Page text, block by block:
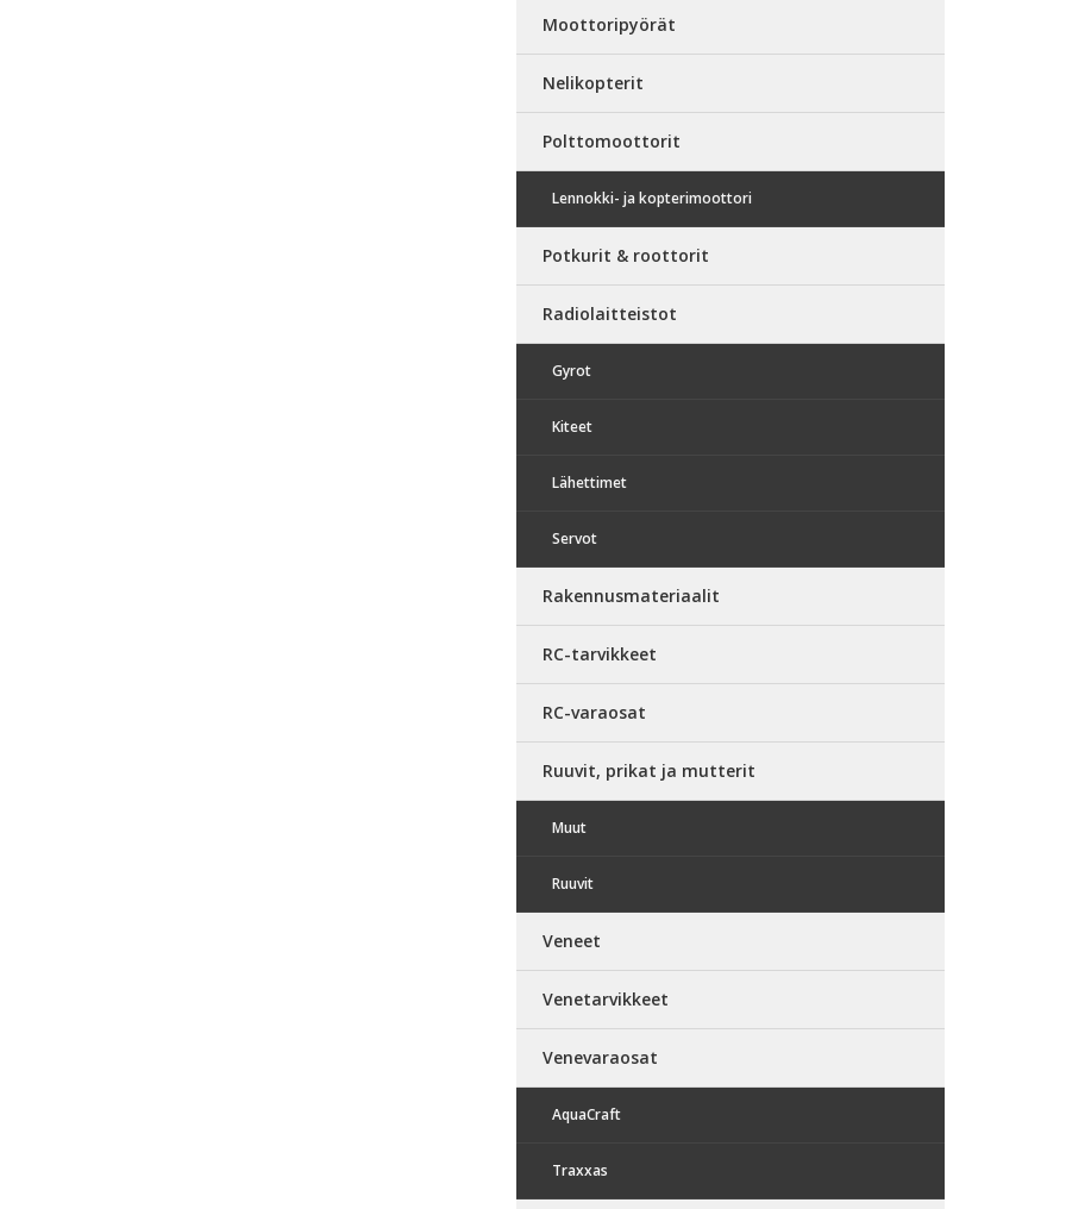
Moottoripyörät
Nelikopterit
Polttomoottorit
Lennokki- ja kopterimoottori
Potkurit & roottorit
Radiolaitteistot
Gyrot
Kiteet
Lähettimet
Servot
Rakennusmateriaalit
RC-tarvikkeet
RC-varaosat
Ruuvit, prikat ja mutterit
Muut
Ruuvit
Veneet
Venetarvikkeet
Venevaraosat
AquaCraft
Traxxas